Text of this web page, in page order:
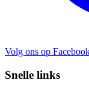
Volg ons op
Snelle links